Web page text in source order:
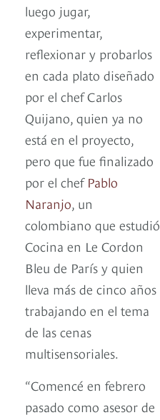
luego jugar,
experimentar,
reflexionar y probarlos
en cada plato diseñado
por el chef Carlos
Quijano, quien ya no
está en el proyecto,
pero que fue finalizado
por el chef Pablo
Naranjo , un
colombiano que estudió
Cocina en Le Cordon
Bleu de París y quien
lleva más de cinco años
trabajando en el tema
de las cenas
multisensoriales.
“Comencé en febrero
pasado como asesor de